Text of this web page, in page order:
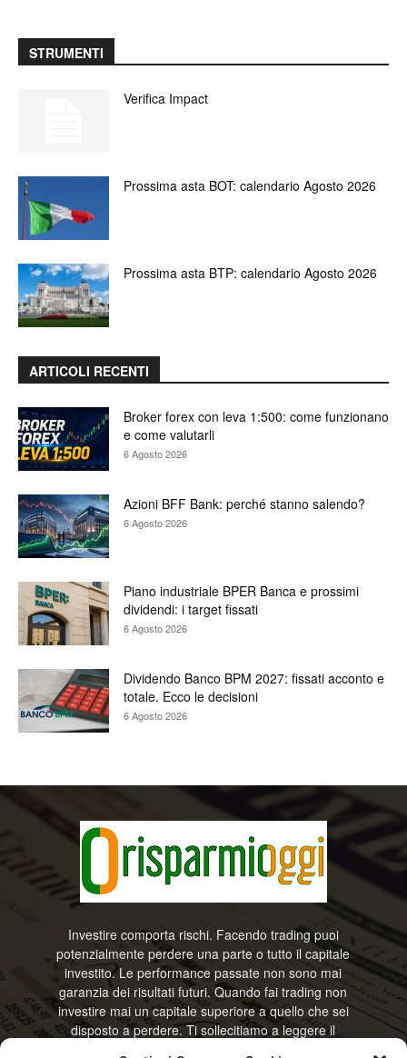
STRUMENTI
Verifica Impact
Prossima asta BOT: calendario Agosto 2026
Prossima asta BTP: calendario Agosto 2026
ARTICOLI RECENTI
Broker forex con leva 1:500: come funzionano
e come valutarli
6 Agosto 2026
Azioni BFF Bank: perché stanno salendo?
6 Agosto 2026
Piano industriale BPER Banca e prossimi
dividendi: i target fissati
6 Agosto 2026
Dividendo Banco BPM 2027: fissati acconto e
totale. Ecco le decisioni
6 Agosto 2026
Investire comporta rischi. Facendo trading puoi
potenzialmente perdere una parte o tutto il capitale
investito. Le performance passate non sono mai
garanzia dei risultati futuri. Quando fai trading non
investire mai un capitale superiore a quello che sei
disposto a perdere. Ti sollecitiamo a leggere il